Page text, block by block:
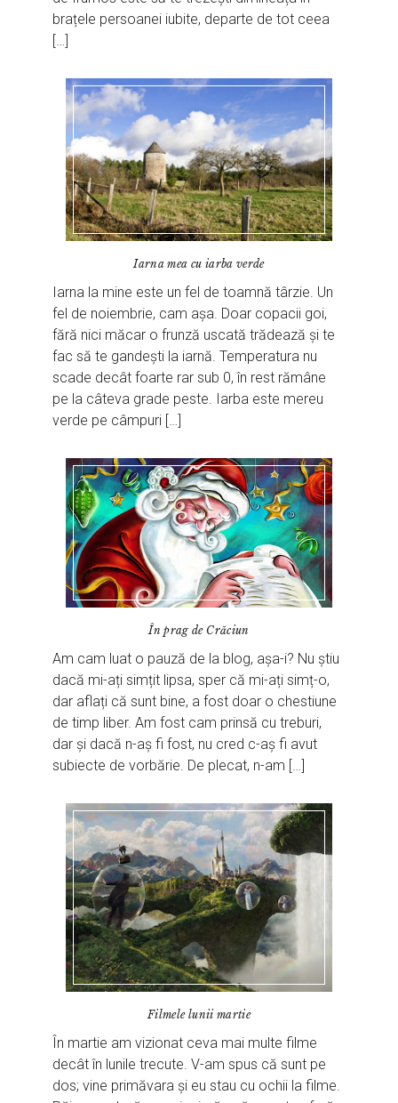
brațele persoanei iubite, departe de tot ceea
[…]
Iarna mea cu iarba verde
Iarna la mine este un fel de toamnă târzie. Un
fel de noiembrie, cam așa. Doar copacii goi,
fără nici măcar o frunză uscată trădează și te
fac să te gandești la iarnă. Temperatura nu
scade decât foarte rar sub 0, în rest rămâne
pe la câteva grade peste. Iarba este mereu
verde pe câmpuri […]
În prag de Crăciun
Am cam luat o pauză de la blog, așa-i? Nu știu
dacă mi-ați simțit lipsa, sper că mi-ați simț-o,
dar aflați că sunt bine, a fost doar o chestiune
de timp liber. Am fost cam prinsă cu treburi,
dar și dacă n-aș fi fost, nu cred c-aș fi avut
subiecte de vorbărie. De plecat, n-am […]
Filmele lunii martie
În martie am vizionat ceva mai multe filme
decât în lunile trecute. V-am spus că sunt pe
dos; vine primăvara și eu stau cu ochii la filme.